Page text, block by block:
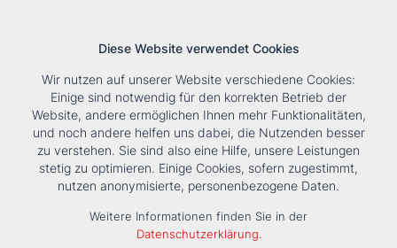
Tools Unternehmen Karriere KontaktSuche
HOME › PRODUKTE › HEIZUNG › LUFTHEIZER › LH
Diese Website verwendet Cookies
Wir nutzen auf unserer Website verschiedene Cookies:
Einige sind notwendig für den korrekten Betrieb der
Website, andere ermöglichen Ihnen mehr Funktionalitäten,
und noch andere helfen uns dabei, die Nutzenden besser
zu verstehen. Sie sind also eine Hilfe, unsere Leistungen
stetig zu optimieren. Einige Cookies, sofern zugestimmt,
nutzen anonymisierte, personenbezogene Daten.
Weitere Informationen finden Sie in der
Datenschutzerklärung.